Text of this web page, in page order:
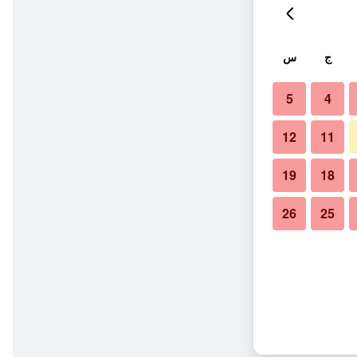
ج س
4
5
11
12
18
19
25
26